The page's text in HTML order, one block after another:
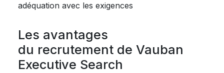
adéquation avec les exigences
Les avantages
du recrutement de Vauban
Executive Search